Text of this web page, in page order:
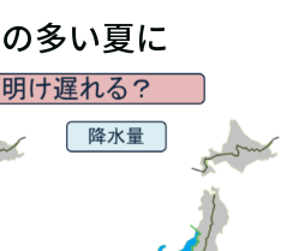
多い夏に